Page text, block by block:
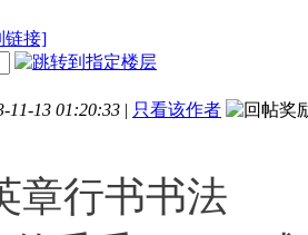
链接]
11-13 01:20:33 | 只看该作者
章行书书法